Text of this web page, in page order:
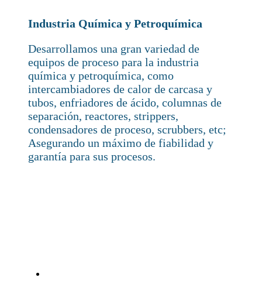
Industria Química y Petroquímica
Desarrollamos una gran variedad de
equipos de proceso para la industria
química y petroquímica, como
intercambiadores de calor de carcasa y
tubos, enfriadores de ácido, columnas de
separación, reactores, strippers,
condensadores de proceso, scrubbers, etc;
Asegurando un máximo de fiabilidad y
garantía para sus procesos.